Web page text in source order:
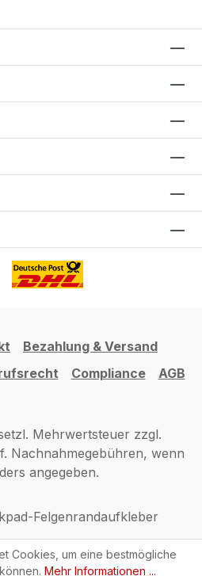
Bezahlung & Versand
Compliance AGB
Mehrwertsteuer zzgl.
Nachnahmegebühren, wenn
angegeben.
Felgenrandaufkleber
Cookies, um eine bestmögliche
Mehr Informationen ...